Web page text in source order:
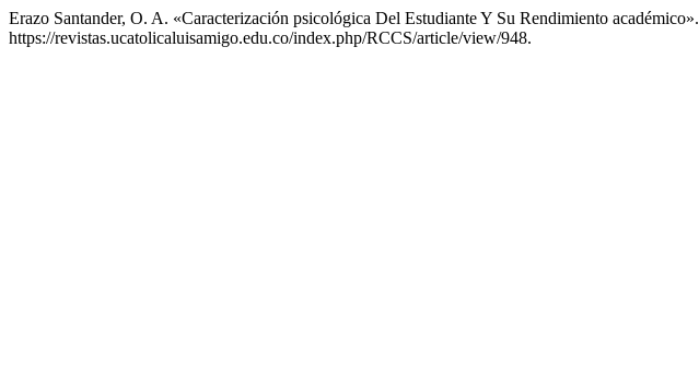
Erazo Santander, O. A. «Caracterización psicológica Del Estudiante Y Su Rendimiento académico».
https://revistas.ucatolicaluisamigo.edu.co/index.php/RCCS/article/view/948.